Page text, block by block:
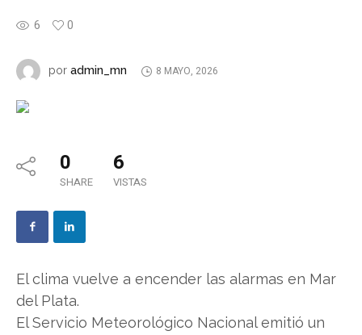
6 0
por admin_mn 8 MAYO, 2026
0
SHARE
6
VISTAS
El clima vuelve a encender las alarmas en Mar
del Plata.
El Servicio Meteorológico Nacional emitió un